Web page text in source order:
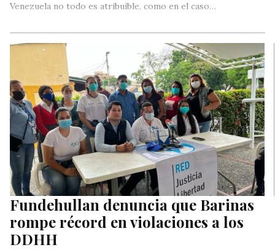
Venezuela no todo es atribuible, como en el caso…
Fundehullan denuncia que Barinas
rompe récord en violaciones a los
DDHH